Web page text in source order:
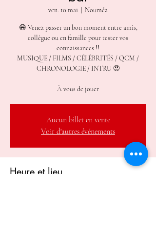
ven. 10 mai Nouméa
😄 Venez passer un bon moment entre amis,
collègue ou en famille pour tester vos
connaissances ‼️
MUSIQUE / FILMS / CÉLÉBRITÉS / QCM /
CHRONOLOGIE / INTRU 🤨
À vous de jouer
Aucun billet en vente
Voir d'autres événements
Heure et lieu